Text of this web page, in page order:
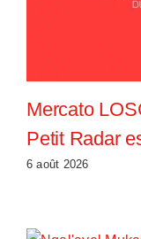
Mercato
Petit Radar
6 août 2026